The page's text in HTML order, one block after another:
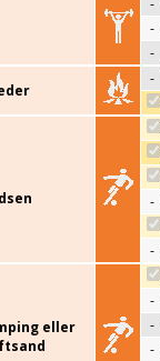
-
-
-
-
-
-
eller
-
-
-